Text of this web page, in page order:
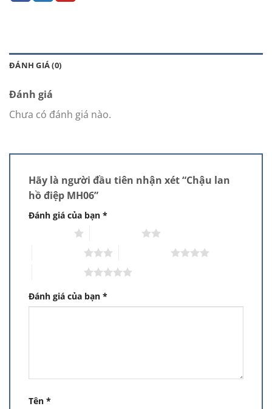
ĐÁNH GIÁ (0)
Đánh giá
Chưa có đánh giá nào.
Hãy là người đầu tiên nhận xét “Chậu lan
hồ điệp MH06”
Đánh giá của bạn *
Đánh giá của bạn *
Tên *